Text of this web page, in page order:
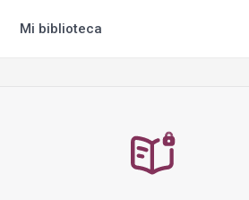
Mi biblioteca